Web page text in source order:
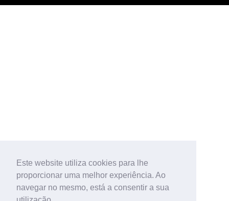
Este website utiliza cookies para lhe
proporcionar uma melhor experiência. Ao
navegar no mesmo, está a consentir a sua